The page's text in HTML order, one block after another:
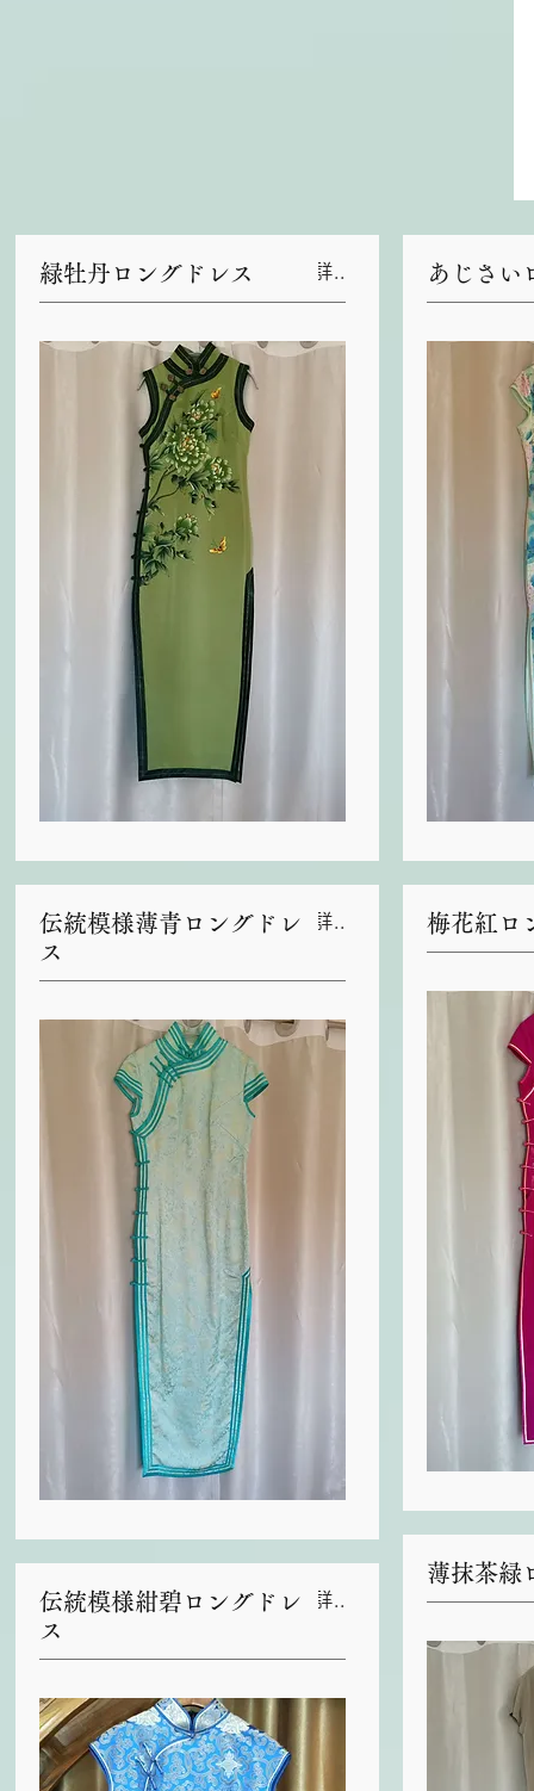
緑牡丹ロングドレス
伝統模様薄青ロングドレ
ス
伝統模様紺碧ロングドレ
ス
あじさい
梅花紅ロ
薄抹茶緑